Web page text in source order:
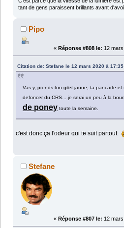
tant de gens paraissent brillants avant
Pipo
« Réponse #808 le: 12
Citation de: Stefane le 12 mars 2020 à
Vas y, prends ton gilet jaune, ta pancarte
defoncer du CRS....je serai un peu à la
de poney toute la semaine.
c'est donc ça l'odeur qui te suit partout.
Stefane
« Réponse #807 le: 12